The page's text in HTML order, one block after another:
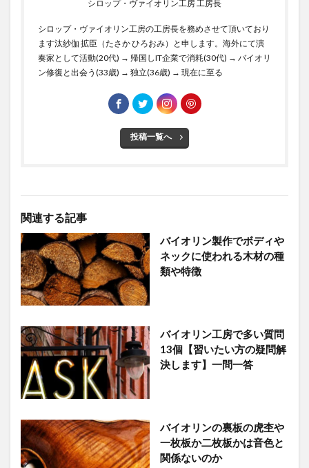
シロップ・ヴァイオリン工房 工房長
シロップ・ヴァイオリン工房の工房長を務めさせて頂いており
ます汰紗伽 拡臣（たさか ひろおみ）と申します。海外にて演
奏家として活動(20代) → 帰国しIT企業で消耗(30代) → バイオリ
ン修復と出会う(33歳) → 独立(36歳) → 現在に至る
投稿一覧へ
関連する記事
バイオリン製作でボディや
ネックに使われる木材の種
類や特徴
バイオリン工房で多い質問
13個【習いたい方の疑問解
決します】一問一答
バイオリンの裏板の虎杢や
一枚板か二枚板かは音色と
関係ないのか